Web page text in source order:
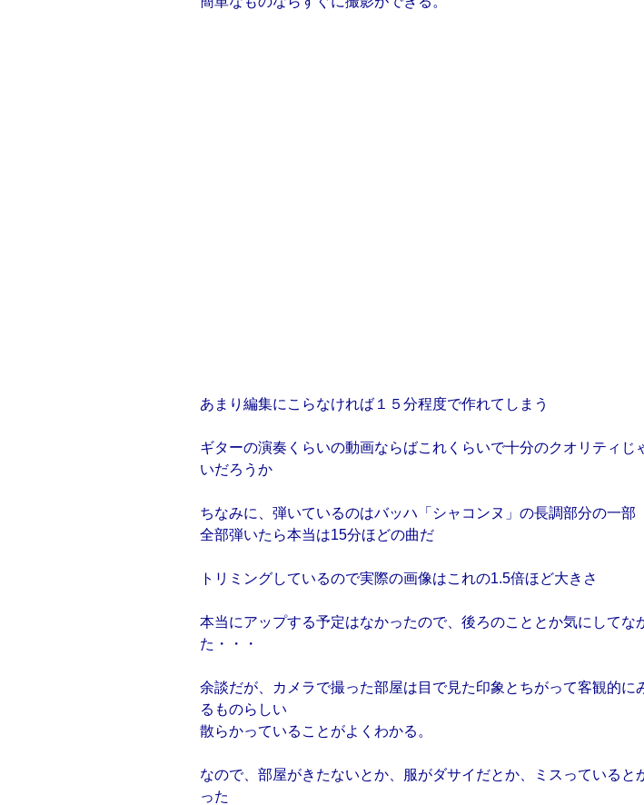
あまり編集にこらなければ１５分程度で作れてしまう
ギターの演奏くらいの動画ならばこれくらいで十分のクオリティじ
いだろうか
ちなみに、弾いているのはバッハ「シャコンヌ」の長調部分の一部
全部弾いたら本当は15分ほどの曲だ
トリミングしているので実際の画像はこれの1.5倍ほど大きさ
本当にアップする予定はなかったので、後ろのこととか気にしてな
た・・・
余談だが、カメラで撮った部屋は目で見た印象とちがって客観的に
るものらしい
散らかっていることがよくわかる。
なので、部屋がきたないとか、服がダサイだとか、ミスっていると
った